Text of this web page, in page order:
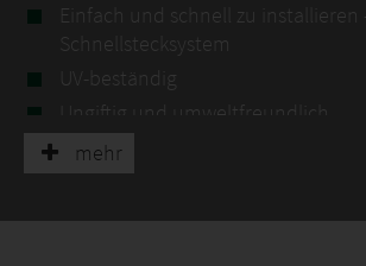
Einfach und schnell zu installieren
Schnellstecksystem
UV-beständig
Ungiftig und umweltfreundlich
mehr